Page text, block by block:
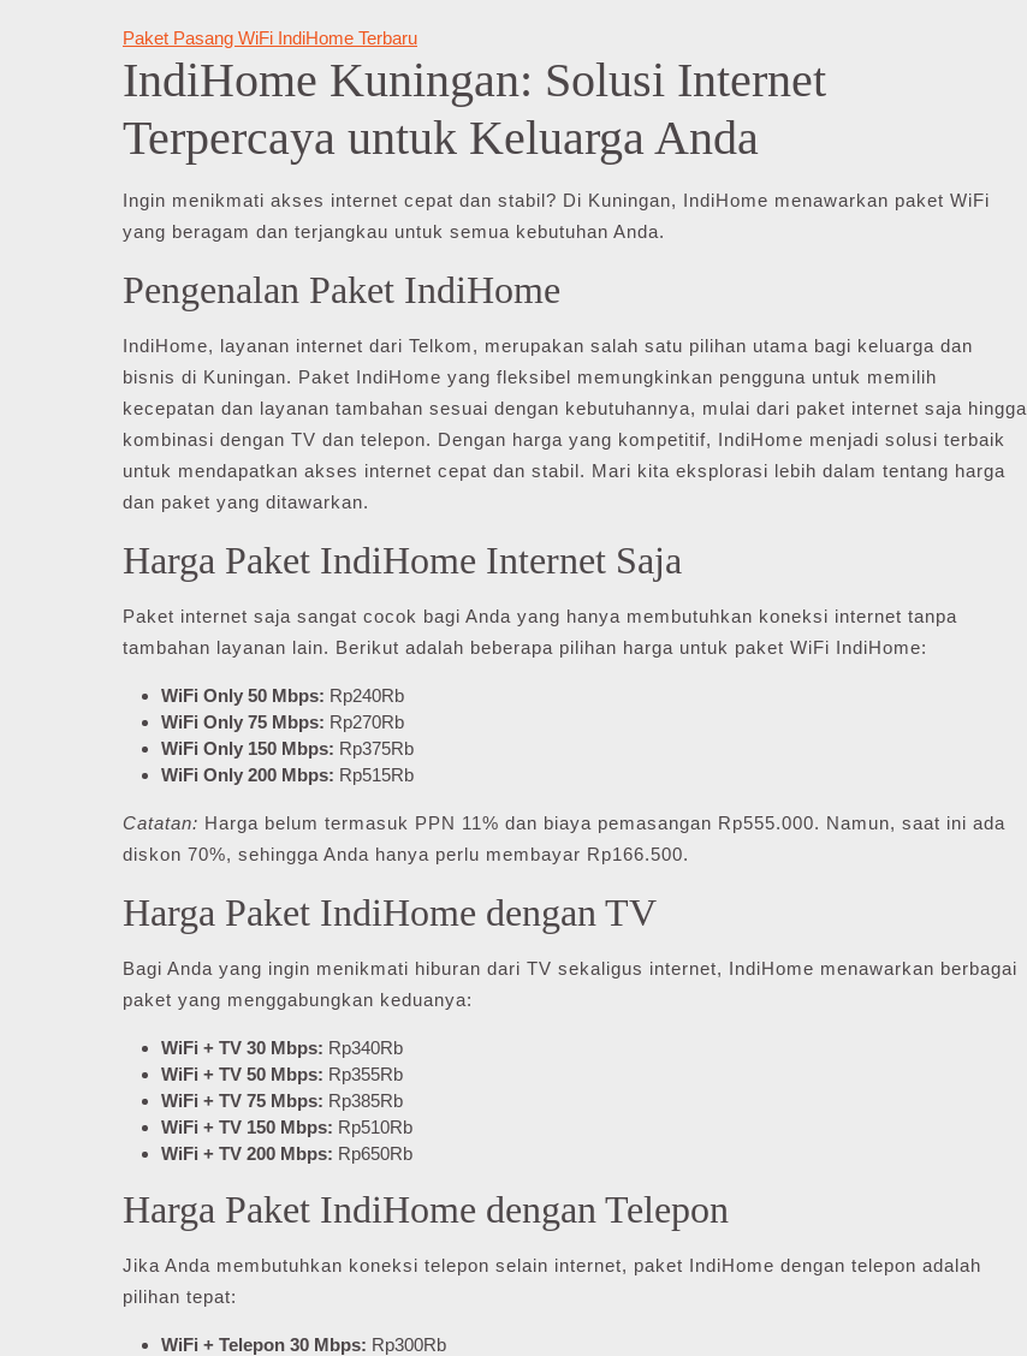
Paket Pasang WiFi IndiHome Terbaru
IndiHome Kuningan: Solusi Internet
Terpercaya untuk Keluarga Anda
Ingin menikmati akses internet cepat dan stabil? Di Kuningan, IndiHome menawarkan paket WiFi
yang beragam dan terjangkau untuk semua kebutuhan Anda.
Pengenalan Paket IndiHome
IndiHome, layanan internet dari Telkom, merupakan salah satu pilihan utama bagi keluarga dan
bisnis di Kuningan. Paket IndiHome yang fleksibel memungkinkan pengguna untuk memilih
kecepatan dan layanan tambahan sesuai dengan kebutuhannya, mulai dari paket internet saja hingga
kombinasi dengan TV dan telepon. Dengan harga yang kompetitif, IndiHome menjadi solusi terbaik
untuk mendapatkan akses internet cepat dan stabil. Mari kita eksplorasi lebih dalam tentang harga
dan paket yang ditawarkan.
Harga Paket IndiHome Internet Saja
Paket internet saja sangat cocok bagi Anda yang hanya membutuhkan koneksi internet tanpa
tambahan layanan lain. Berikut adalah beberapa pilihan harga untuk paket WiFi IndiHome:
WiFi Only 50 Mbps: Rp240Rb
WiFi Only 75 Mbps: Rp270Rb
WiFi Only 150 Mbps: Rp375Rb
WiFi Only 200 Mbps: Rp515Rb
Catatan: Harga belum termasuk PPN 11% dan biaya pemasangan Rp555.000. Namun, saat ini ada
diskon 70%, sehingga Anda hanya perlu membayar Rp166.500.
Harga Paket IndiHome dengan TV
Bagi Anda yang ingin menikmati hiburan dari TV sekaligus internet, IndiHome menawarkan berbagai
paket yang menggabungkan keduanya:
WiFi + TV 30 Mbps: Rp340Rb
WiFi + TV 50 Mbps: Rp355Rb
WiFi + TV 75 Mbps: Rp385Rb
WiFi + TV 150 Mbps: Rp510Rb
WiFi + TV 200 Mbps: Rp650Rb
Harga Paket IndiHome dengan Telepon
Jika Anda membutuhkan koneksi telepon selain internet, paket IndiHome dengan telepon adalah
pilihan tepat:
WiFi + Telepon 30 Mbps: Rp300Rb